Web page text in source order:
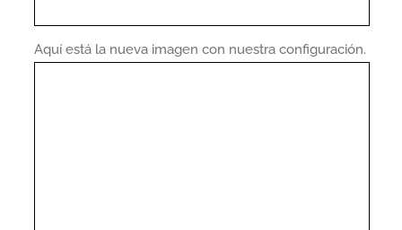
Aquí está la nueva imagen con nuestra configuración.